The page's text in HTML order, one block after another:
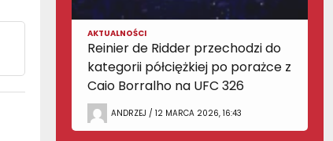
AKTUALNOŚCI
Reinier de Ridder przechodzi do
kategorii półciężkiej po porażce z
Caio Borralho na UFC 326
ANDRZEJ / 12 MARCA 2026, 16:43